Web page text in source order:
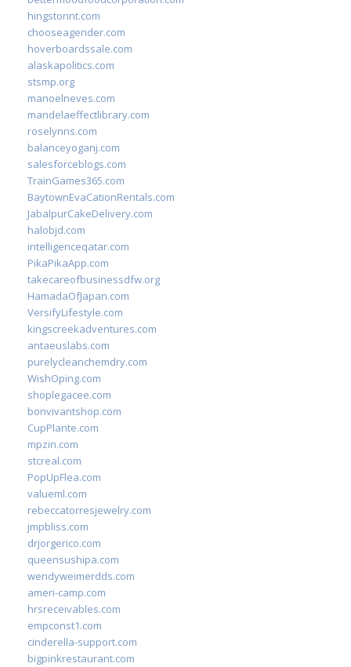
hingstonnt.com
chooseagender.com
hoverboardssale.com
alaskapolitics.com
stsmp.org
manoelneves.com
mandelaeffectlibrary.com
roselynns.com
balanceyoganj.com
salesforceblogs.com
TrainGames365.com
BaytownEvaCationRentals.com
JabalpurCakeDelivery.com
halobjd.com
intelligenceqatar.com
PikaPikaApp.com
takecareofbusinessdfw.org
HamadaOfJapan.com
VersifyLifestyle.com
kingscreekadventures.com
antaeuslabs.com
purelycleanchemdry.com
WishOping.com
shoplegacee.com
bonvivantshop.com
CupPlante.com
mpzin.com
stcreal.com
PopUpFlea.com
valueml.com
rebeccatorresjewelry.com
jmpbliss.com
drjorgerico.com
queensushipa.com
wendyweimerdds.com
ameri-camp.com
hrsreceivables.com
empconst1.com
cinderella-support.com
bigpinkrestaurant.com